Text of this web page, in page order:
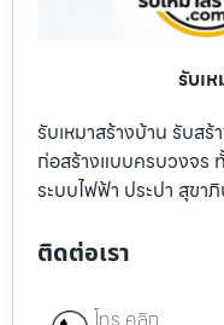
รับเ
รับเหมาสร้างบ้าน รับส
ก่อสร้างแบบครบวงจร
ระบบไฟฟ้า ประปา สุขา
ติดต่อเรา